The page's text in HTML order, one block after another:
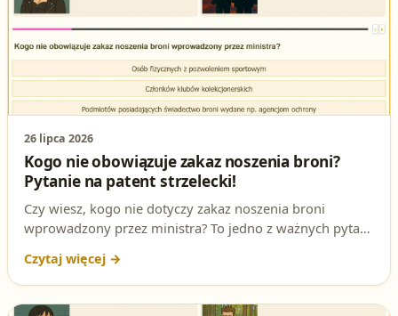
26 lipca 2026
Kogo nie obowiązuje zakaz noszenia broni?
Pytanie na patent strzelecki!
Czy wiesz, kogo nie dotyczy zakaz noszenia broni
wprowadzony przez ministra? To jedno z ważnych pytań
rozbieramy je na czynniki pierwsze, abyś mógł pewnie
odpowiedzieć i przygotować się do egzaminu na
pozwolenie na broń.